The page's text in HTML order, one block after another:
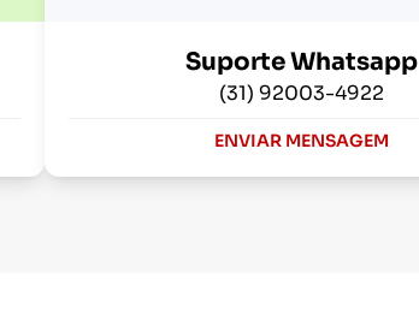
Suporte Whatsapp
(31) 92003-4922
ENVIAR MENSAGEM